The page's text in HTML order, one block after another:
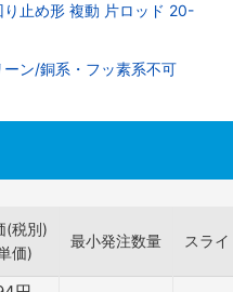
止め形 複動 片ロッド 20-
ン/銅系・フッ素系不可
(税別)
価)
最小発注数量 スラ